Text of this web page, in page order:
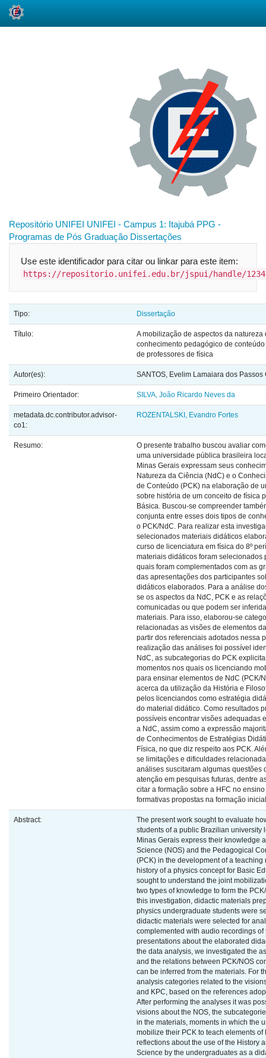
Repositório UNIFEI UNIFEI - Campus 1: Itajubá PPG -
Programas de Pós Graduação Dissertações
Use este identificador para citar ou linkar para este item:
https://repositorio.unifei.edu.br/jspui/handle/
Tipo: Dissertação
Título:
A mobilização de aspectos da natureza
conhecimento pedagógico de
de professores de física
Autor(es): SANTOS, Evelim Lamaiara dos Passos
Primeiro Orientador: SILVA, João Ricardo Neves da
metadata.dc.contributor.advisor-
co1:
ROZENTALSKI, Evandro Fortes
Resumo:
O presente trabalho buscou avaliar
uma universidade pública brasileira
Minas Gerais expressam seus
Natureza da Ciência (NdC) e o
de Conteúdo (PCK) na elaboração de
sobre história de um conceito de física
Básica. Buscou-se compreender
conjunta entre esses dois tipos de
o PCK/NdC. Para realizar esta
selecionados materiais didáticos
curso de licenciatura em física do 8º
materiais didáticos foram selecionados
quais foram complementados com as
das apresentações dos participantes
didáticos elaborados. Para a análise
se os aspectos da NdC, PCK e as
comunicadas ou que podem ser
materiais. Para isso, elaborou-se
relacionadas as visões de elementos
partir dos referenciais adotados nessa
realização das análises foi possível
NdC, as subcategorias do PCK
momentos nos quais os licenciando
para ensinar elementos de NdC (PCK/
acerca da utilização da História e
pelos licenciandos como estratégia
do material didático. Como resultados
possíveis encontrar visões adequadas
a NdC, assim como a expressão
de Conhecimentos de Estratégias
Física, no que diz respeito aos PCK.
se limitações e dificuldades
análises suscitaram algumas questões
atenção em pesquisas futuras, dentre
citar a formação sobre a HFC no
formativas propostas na formação
Abstract:
The present work sought to evaluate
students of a public Brazilian university
Minas Gerais express their knowledge
Science (NOS) and the Pedagogical
(PCK) in the development of a teaching
history of a physics concept for Basic
sought to understand the joint
two types of knowledge to form the
this investigation, didactic materials
physics undergraduate students were
didactic materials were selected for
complemented with audio recordings of
presentations about the elaborated
the data analysis, we investigated the
and the relations between PCK/NOS
can be inferred from the materials. For
analysis categories related to the
and KPC, based on the references
After performing the analyses it was
visions about the NOS, the
in the materials, moments in which the
mobilize their PCK to teach elements of
reflections about the use of the History
Science by the undergraduates as a